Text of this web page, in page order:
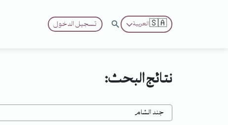
🇸🇦العربية تسجيل الدخول
نتائج البحث: